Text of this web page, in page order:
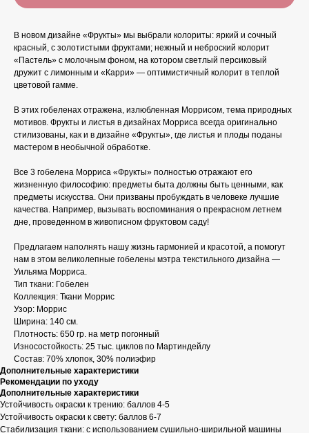
В новом дизайне «Фрукты» мы выбрали колориты: яркий и сочный
красный, с золотистыми фруктами; нежный и неброский колорит
«Пастель» с молочным фоном, на котором светлый персиковый
дружит с лимонным и «Карри» — оптимистичный колорит в теплой
цветовой гамме.
В этих гобеленах отражена, излюбленная Моррисом, тема природных
мотивов. Фрукты и листья в дизайнах Морриса всегда оригинально
стилизованы, как и в дизайне «Фрукты», где листья и плоды поданы
мастером в необычной обработке.
Все 3 гобелена Морриса «Фрукты» полностью отражают его
жизненную философию: предметы быта должны быть ценными, как
предметы искусства. Они призваны пробуждать в человеке лучшие
качества. Например, вызывать воспоминания о прекрасном летнем
дне, проведенном в живописном фруктовом саду!
Предлагаем наполнять нашу жизнь гармонией и красотой, а помогут
нам в этом великолепные гобелены мэтра текстильного дизайна —
Уильяма Морриса.
Тип ткани: Гобелен
Коллекция: Ткани Моррис
Узор: Моррис
Ширина: 140 см.
Плотность: 650 гр. на метр погонный
Износостойкость: 25 тыс. циклов по Мартиндейлу
Состав: 70% хлопок, 30% полиэфир
Дополнительные характеристики
Рекомендации по уходу
Дополнительные характеристики
Устойчивость окраски к трению: баллов 4-5
Устойчивость окраски к свету: баллов 6-7
Стабилизация ткани: с использованием сушильно-ширильной машины